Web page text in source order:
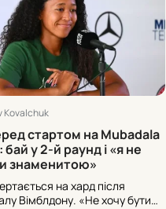
Kovalchuk
стартом на Mubadala
бай у 2-й раунд і «я не
знаменитою»
на хард після
Вімблдону. «Не хочу бути